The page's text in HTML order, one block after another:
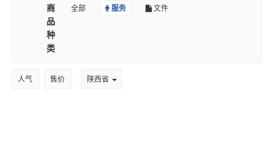
商
品
种
类
全部 服务 文件
人气 售价 陕西省